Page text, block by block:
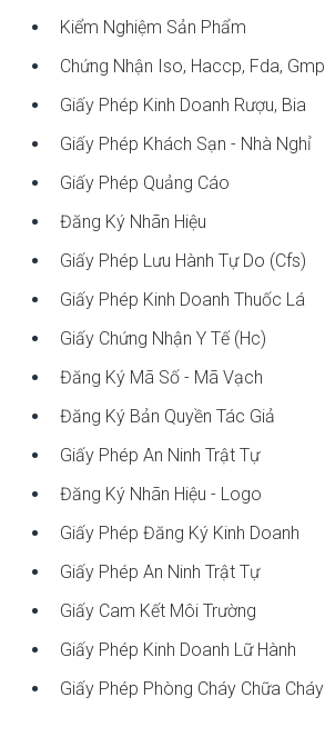
Kiểm Nghiệm Sản Phẩm
Chứng Nhận Iso, Haccp, Fda, Gmp
Giấy Phép Kinh Doanh Rượu, Bia
Giấy Phép Khách Sạn - Nhà Nghỉ
Giấy Phép Quảng Cáo
Đăng Ký Nhãn Hiệu
Giấy Phép Lưu Hành Tự Do (cfs)
Giấy Phép Kinh Doanh Thuốc Lá
Giấy Chứng Nhận Y Tế (hc)
Đăng Ký Mã Số - Mã Vạch
Đăng Ký Bản Quyền Tác Giả
Giấy Phép An Ninh Trật Tự
Đăng Ký Nhãn Hiệu - Logo
Giấy Phép Đăng Ký Kinh Doanh
Giấy Phép An Ninh Trật Tự
Giấy Cam Kết Môi Trường
Giấy Phép Kinh Doanh Lữ Hành
Giấy Phép Phòng Cháy Chữa Cháy